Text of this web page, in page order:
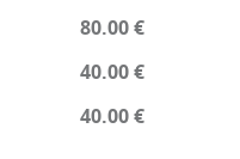
80.00 €
40.00 €
40.00 €